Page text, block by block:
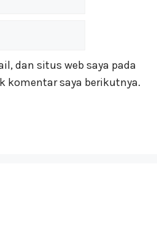
dan situs web saya pada
komentar saya berikutnya.